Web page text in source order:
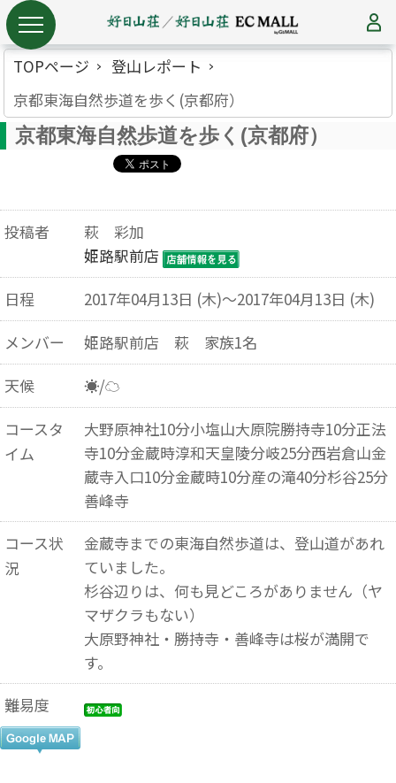
TOPページ
登山レポート
京都東海自然歩道を歩く(京都府）
京都東海自然歩道を歩く(京都府）
投稿者
萩 彩加
姫路駅前店
日程
2017年04月13日 (木)～2017年04月13日 (木)
メンバー
姫路駅前店 萩 家族1名
天候
☀/☁
コースタ
イム
大野原神社10分小塩山大原院勝持寺10分正法
寺10分金蔵時淳和天皇陵分岐25分西岩倉山金
蔵寺入口10分金蔵時10分産の滝40分杉谷25分
善峰寺
コース状
況
金蔵寺までの東海自然歩道は、登山道があれ
ていました。
杉谷辺りは、何も見どころがありません（ヤ
マザクラもない）
大原野神社・勝持寺・善峰寺は桜が満開で
す。
難易度